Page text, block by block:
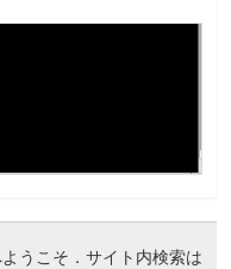
うこそ．サイト内検索は